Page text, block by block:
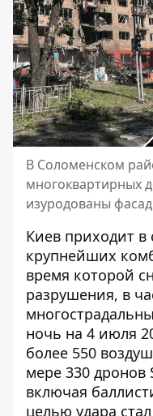
В Соломенском
многоквартирных
изуродованы
Киев приходит в
крупнейших
время которой
разрушения, в
ночь на 4 июля
более 550
мере 330 дронов
включая
целью удара